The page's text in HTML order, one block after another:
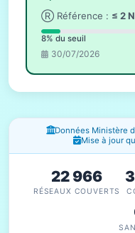
Ⓡ Référence : ≤ 2
8% du seuil
30/07/2026
FenêtresDonnées Ministère
Mise à jour
22 966
RÉSEAUX COUVERTS